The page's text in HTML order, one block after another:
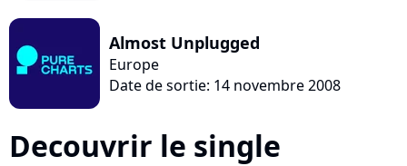
Almost Unplugged
Europe
Date de sortie: 14 novembre 2008
Decouvrir le single